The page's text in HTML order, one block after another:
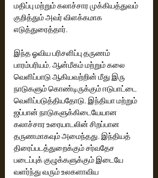
மதிப்பு மற்றும் கலாச்சார முக்கியத்துவம்
குறித்தும் அவர் விளக்கமாக
எடுத்துரைத்தார்.
இந்த ஓவிய பரிசளிப்பு தருணம்
பாரம்பரியம், ஆன்மீகம் மற்றும் கலை
வெளிப்பாடு ஆகியவற்றின் மீது இரு
நாடுகளும் கொண்டிருக்கும் ஈடுபாட்டை
வெளிப்படுத்தியதோடு, இந்தியா மற்றும்
ஜப்பான் நாடுகளுக்கிடையேயான
கலாச்சார உரையாடலின் சிறப்பான
தருணமாகவும் அமைந்தது. இந்தியத்
திரைப்படத்துறைக்கும் சர்வதேச
படைப்புக் குழுக்களுக்கும் இடையே
வளர்ந்து வரும் உலகளாவிய